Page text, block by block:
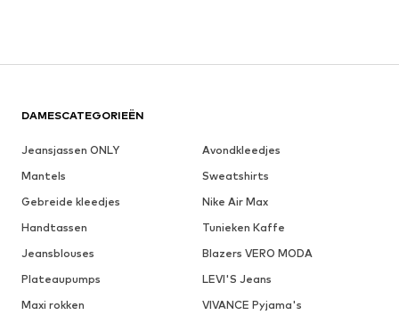
DAMESCATEGORIEËN
Jeansjassen ONLY
Avondkleedjes
Mantels
Sweatshirts
Gebreide kleedjes
Nike Air Max
Handtassen
Tunieken Kaffe
Jeansblouses
Blazers VERO MODA
Plateaupumps
LEVI'S Jeans
Maxi rokken
VIVANCE Pyjama's